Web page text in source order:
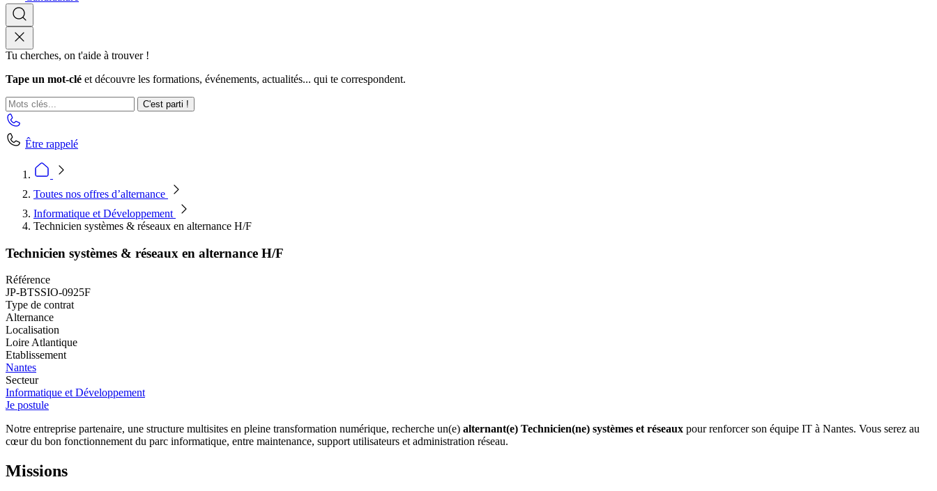
Tu cherches, on t'aide à trouver !
Tape un mot-clé et découvre les formations, événements, actualités... qui te correspondent.
C'est parti !
Être rappelé
Toutes nos offres d’alternance
Informatique et Développement
Technicien systèmes & réseaux en alternance H/F
Technicien systèmes & réseaux en alternance H/F
Référence
JP-BTSSIO-0925F
Type de contrat
Alternance
Localisation
Loire Atlantique
Etablissement
Nantes
Secteur
Informatique et Développement
Je postule
Notre entreprise partenaire, une structure multisites en pleine transformation numérique, recherche un(e) alternant(e) Technicien(ne) systèmes et réseaux pour renforcer son équipe IT à Nantes. Vous serez au
cœur du bon fonctionnement du parc informatique, entre maintenance, support utilisateurs et administration réseau.
Missions